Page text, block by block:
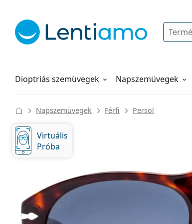
Keresés
Folyadékok
Dioptriás szemüvegek Napszemüvegek
Hogyan rendeljen
Napszemüvegek Férfi Persol
Virtuális
Próba